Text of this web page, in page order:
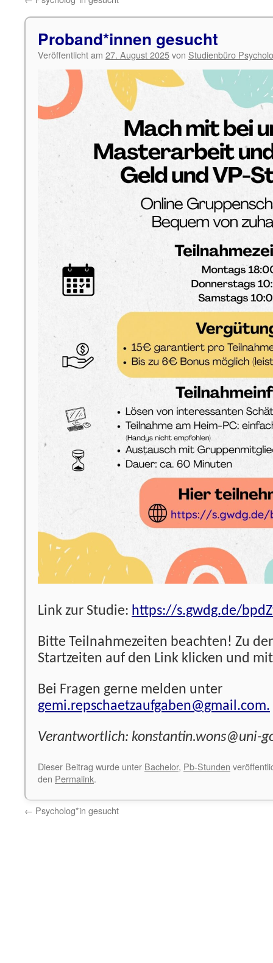
Proband*innen gesucht
Veröffentlicht am 27. August 2025von Studienbüro
Link zur Studie: https://s.gwdg.de/
Bitte Teilnahmezeiten beachten! Zu
Startzeiten auf den Link klicken und
Bei Fragen gerne melden unter
gemi.repschaetzaufgaben@gmail.com.
Verantwortlich: konstantin.wons@uni-
Dieser Beitrag wurde unter Bachelor, Pb-Stunden
den Permalink.
← Psycholog*in gesucht